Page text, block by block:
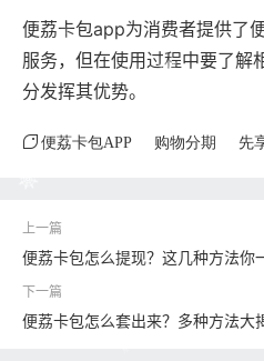
便荔卡包app为消费者提供了
服务，但在使用过程中要了解
分发挥其优势。
便荔卡包APP 购物分期 先
便荔卡包怎么提现？这几种方法你
便荔卡包怎么套出来？多种方法大